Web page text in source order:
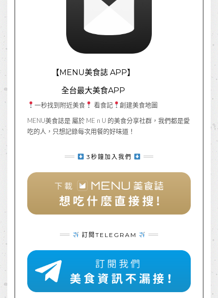
【MENU美食誌 APP】
全台最大美食APP
一秒找到附近美食 看食記
創建美食地圖
MENU美食誌是 屬於 ME n U 的美食分享社群，我們都是愛
吃的人，只想記錄每次用餐的好味道！
3秒鐘加入我們
訂閱TELEGRAM